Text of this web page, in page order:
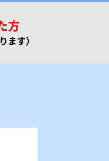
方
ます）